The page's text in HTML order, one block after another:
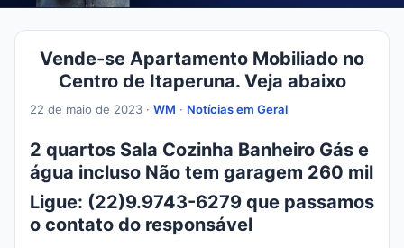
Vende-se Apartamento Mobiliado no
Centro de Itaperuna. Veja abaixo
22 de maio de 2023 · WM · Notícias em Geral
2 quartos Sala Cozinha Banheiro Gás e
água incluso Não tem garagem 260 mil
Ligue: (22)9.9743-6279 que passamos
o contato do responsável